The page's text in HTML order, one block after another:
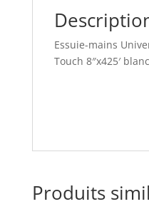
Essuie-mains
Touch 8″x425′
Produits